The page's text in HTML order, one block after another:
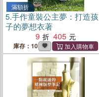
滿額折
5.手作童裝公主夢：打造孩
子的夢想衣著
9
405
庫存：10